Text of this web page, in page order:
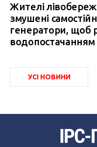
Жителі
змушені
генератори, щоб
водопостачанням
УСІ НОВИНИ